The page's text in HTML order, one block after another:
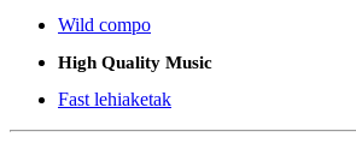
Wild compo
High Quality Music
Fast lehiaketak